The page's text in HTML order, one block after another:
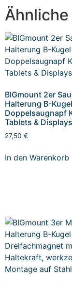
BIGmount 2er
Halterung B-
Doppelsaugnapf
Tablets & Displays
27,50 €
In den Warenkorb